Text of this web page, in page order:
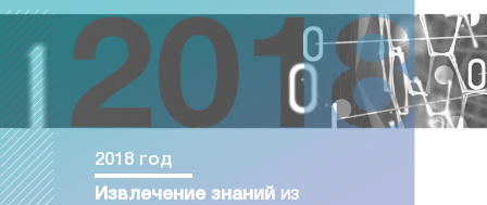
2018 год
Извлечение знаний из